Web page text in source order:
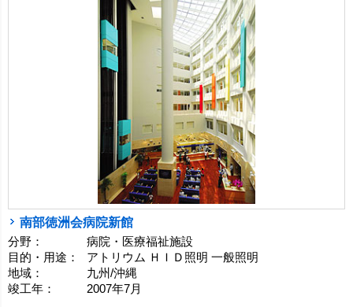
南部徳洲会病院新館
分野：
病院・医療福祉施設
目的・用途：
アトリウム ＨＩＤ照明 一般照明
地域：
九州/沖縄
竣工年：
2007年7月